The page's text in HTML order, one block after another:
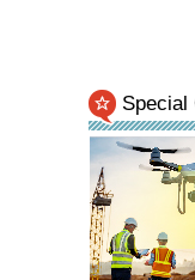
Special